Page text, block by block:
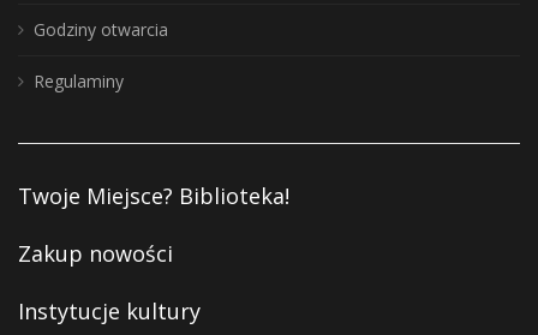
Godziny otwarcia
Regulaminy
Twoje Miejsce? Biblioteka!
Zakup nowości
Instytucje kultury